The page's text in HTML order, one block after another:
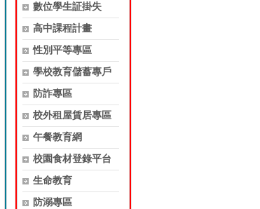
數位學生証掛失
高中課程計畫
性別平等專區
學校教育儲蓄專戶
防詐專區
校外租屋賃居專區
午餐教育網
校園食材登錄平台
生命教育
防溺專區